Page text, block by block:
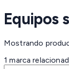
Equipos
Mostrando
1 marca